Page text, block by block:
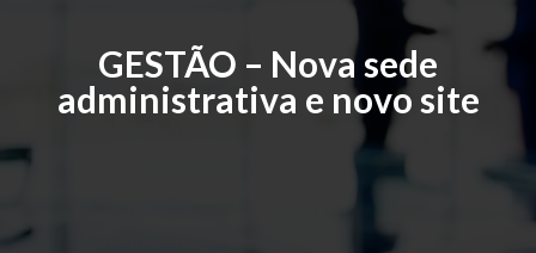
GESTÃO – Nova sede
administrativa e novo site